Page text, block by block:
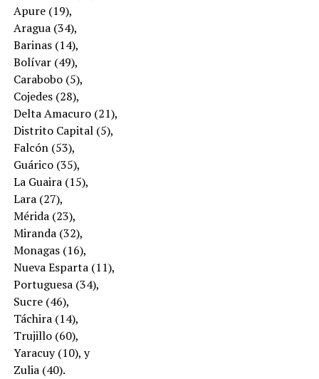
Apure (19),
Aragua (34),
Barinas (14),
Bolívar (49),
Carabobo (5),
Cojedes (28),
Delta Amacuro (21),
Distrito Capital (5),
Falcón (53),
Guárico (35),
La Guaira (15),
Lara (27),
Mérida (23),
Miranda (32),
Monagas (16),
Nueva Esparta (11),
Portuguesa (34),
Sucre (46),
Táchira (14),
Trujillo (60),
Yaracuy (10), y
Zulia (40).